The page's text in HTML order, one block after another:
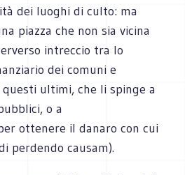
dei luoghi di culto: ma
piazza che non sia vicina
intreccio tra lo
dei comuni e
questi ultimi, che li spinge a
o a
ottenere il danaro con cui
perdendo causam).